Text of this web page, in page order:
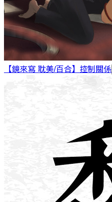
【鏡來寫 耽美/百合】控制關係